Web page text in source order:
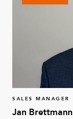
SALES MANAGER
Jan Brettmann